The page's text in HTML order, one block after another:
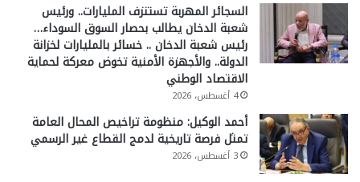
السجائر المهربة تستنزف المليارات.. ورئيس
شعبة الدخان يطالب بحصار السوق السوداء…
رئيس شعبة الدخان .. خسائر بالمليارات لخزانة
الدولة.. والأجهزة الأمنية تخوض معركة لحماية
الاقتصاد الوطني
4 أغسطس، 2026
أحمد الوكيل: منظومة تراخيص المحال العامة
تمثل فرصة تاريخية لدمج القطاع غير الرسمي
3 أغسطس، 2026